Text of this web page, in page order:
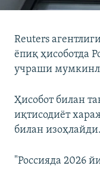
Reuters
ёпиқ ҳисоботда
учраши
Ҳисобот билан
иқтисодиёт
билан изоҳлайди.
"Россияда 2026